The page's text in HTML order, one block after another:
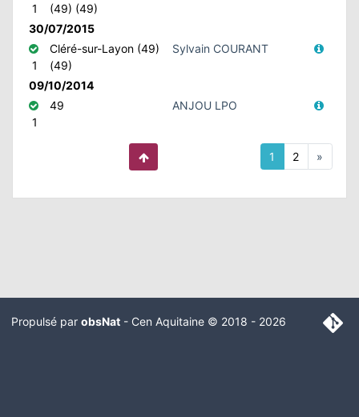
1
(49) (49)
30/07/2015
1
Cléré-sur-Layon (49)
(49)
Sylvain COURANT
09/10/2014
1
49 ANJOU LPO
1 2 »
Propulsé par obsNat- Cen Aquitaine© 2018 - 2026